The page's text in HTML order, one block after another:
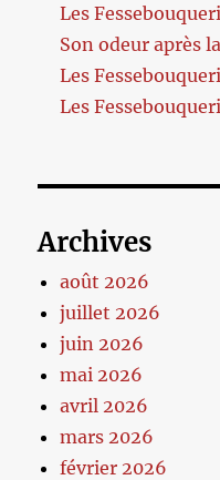
Les
Son odeur après
Les
Les
Archives
août 2026
juillet 2026
juin 2026
mai 2026
avril 2026
mars 2026
février 2026